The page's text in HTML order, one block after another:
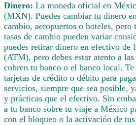
Dinero: La moneda oficial en
(MXN). Puedes cambiar tu dinero
cambio, aeropuertos o hoteles, pero
tasas de cambio pueden variar
puedes retirar dinero en efectivo de
(ATM), pero debes estar atento a
cobren tu banco o el banco local.
tarjetas de crédito o débito para
servicios, siempre que sea posible,
y prácticas que el efectivo. Sin
a tu banco sobre tu viaje a México
con el bloqueo o la activación de